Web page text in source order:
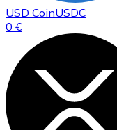
USD CoinUSDC
0 €